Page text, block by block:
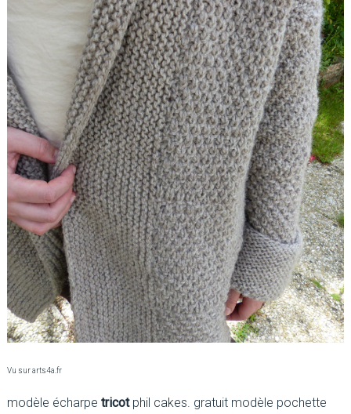
Vu sur arts4a.fr
modèle écharpe tricotphil cakes. gratuit modèle pochette